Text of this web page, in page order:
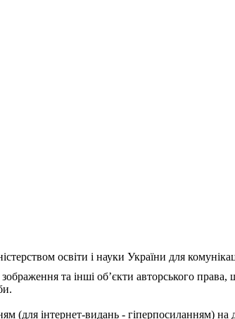
освіти і науки України для
та інші об’єкти авторського
(для інтернет-видань - гіперпосиланням)